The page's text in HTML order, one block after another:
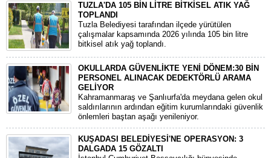
TUZLA'DA 105 BİN LİTRE BİTKİSEL ATIK YAĞ
TOPLANDI
Tuzla Belediyesi tarafından ilçede yürütülen
çalışmalar kapsamında 2026 yılında 105 bin litre
bitkisel atık yağ toplandı.
OKULLARDA GÜVENLİKTE YENİ DÖNEM:30 BİN
PERSONEL ALINACAK DEDEKTÖRLÜ ARAMA
GELİYOR
​Kahramanmaraş ve Şanlıurfa'da meydana gelen okul
saldırılarının ardından eğitim kurumlarındaki güvenlik
önlemleri baştan aşağı yenileniyor.
KUŞADASI BELEDİYESİ'NE OPERASYON: 3
DALGADA 15 GÖZALTI